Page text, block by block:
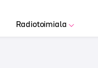
Radiotoimiala